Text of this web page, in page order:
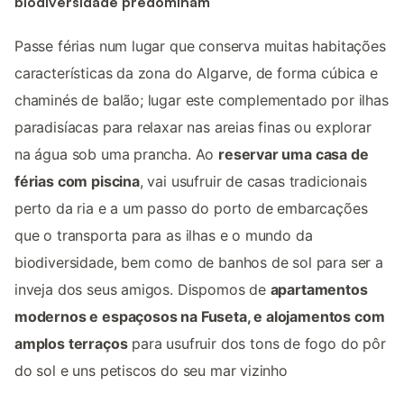
Passe férias num lugar que conserva muitas habitações
características da zona do Algarve, de forma cúbica e
chaminés de balão; lugar este complementado por ilhas
paradisíacas para relaxar nas areias finas ou explorar
na água sob uma prancha. Ao reservar uma casa de
férias com piscina, vai usufruir de casas tradicionais
perto da ria e a um passo do porto de embarcações
que o transporta para as ilhas e o mundo da
biodiversidade, bem como de banhos de sol para ser a
inveja dos seus amigos. Dispomos de apartamentos
modernos e espaçosos na Fuseta, e alojamentos com
amplos terraçospara usufruir dos tons de fogo do pôr
do sol e uns petiscos do seu mar vizinho